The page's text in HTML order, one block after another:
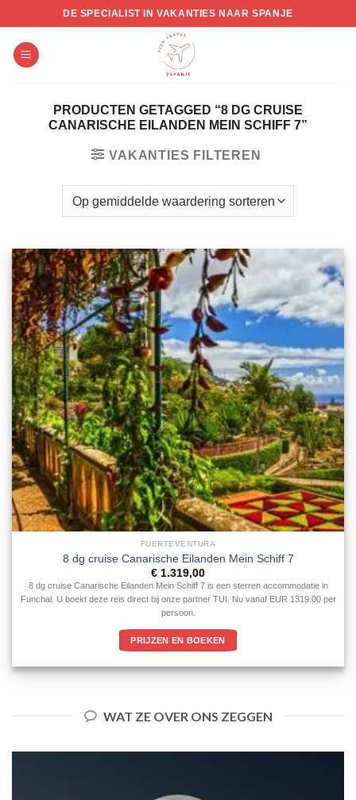
to
content
DE SPECIALIST IN VAKANTIES NAAR SPANJE
PRODUCTEN GETAGGED “8 DG CRUISE
CANARISCHE EILANDEN MEIN SCHIFF 7”
VAKANTIES FILTEREN
FUERTEVENTURA
8 dg cruise Canarische Eilanden Mein Schiff 7
€ 1.319,00
8 dg cruise Canarische Eilanden Mein Schiff 7 is een sterren accommodatie in
Funchal. U boekt deze reis direct bij onze partner TUI. Nu vanaf EUR 1319.00 per
persoon.
PRIJZEN EN BOEKEN
WAT ZE OVER ONS ZEGGEN